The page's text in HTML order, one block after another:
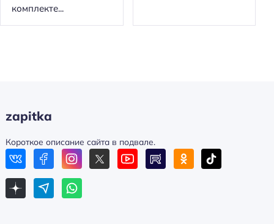
комплекте...
zapitka
Короткое описание сайта в подвале.